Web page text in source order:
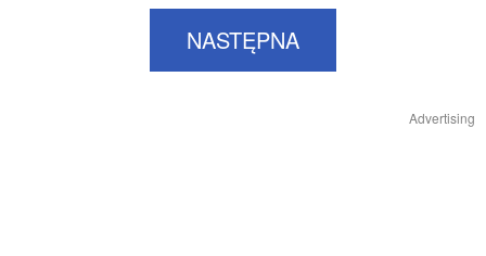
NASTĘPNA
Advertising